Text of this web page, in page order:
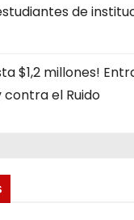
de
$1,2 millones!
contra el Ruido